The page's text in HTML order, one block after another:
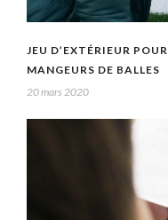
JEU D’EXTÉRIEUR
MANGEURS DE BALLES
20 mars 2020